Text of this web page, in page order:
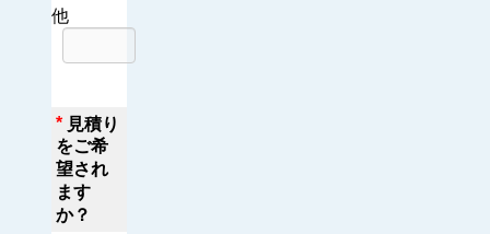
他
* 見積り
をご希
望され
ます
か？